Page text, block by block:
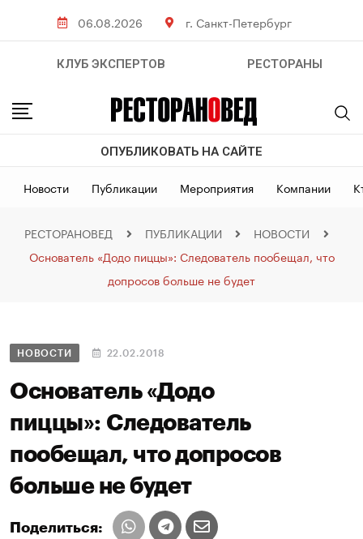
06.08.2026 г. Санкт-Петербург
КЛУБ ЭКСПЕРТОВ РЕСТОРАНЫ
ОПУБЛИКОВАТЬ НА САЙТЕ
Новости Публикации Мероприятия Компании
РЕСТОРАНОВЕД ПУБЛИКАЦИИ
НОВОСТИ
Основатель «Додо пиццы»: Следователь пообещал, что
допросов больше не будет
НОВОСТИ 22.02.2018
Основатель «Додо
пиццы»: Следователь
пообещал, что допросов
больше не будет
Поделиться: